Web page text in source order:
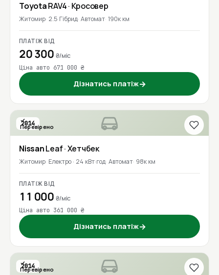
ToyotaRAV4· Кросовер
Житомир 2.5 Гібрид Автомат 190к км
ПЛАТІЖ ВІД
20 300 ₴/міс
Ціна авто 671 000 ₴
Дізнатись платіж→
2014
Перевірено
NissanLeaf· Хетчбек
Житомир Електро · 24 кВт·год Автомат 98к км
ПЛАТІЖ ВІД
11 000 ₴/міс
Ціна авто 361 000 ₴
Дізнатись платіж→
2014
Перевірено